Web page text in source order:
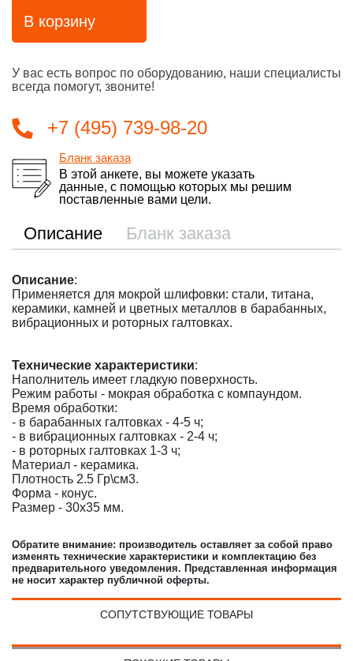
В корзину
У вас есть вопрос по оборудованию, наши специалисты
всегда помогут, звоните!
+7 (495) 739-98-20
Бланк заказа
В этой анкете, вы можете указать
данные, с помощью которых мы решим
поставленные вами цели.
Описание Бланк заказа
Описание:
Применяется для мокрой шлифовки: стали, титана,
керамики, камней и цветных металлов в барабанных,
вибрационных и роторных галтовках.
Технические характеристики:
Наполнитель имеет гладкую поверхность.
Режим работы - мокрая обработка с компаундом.
Время обработки:
- в барабанных галтовках - 4-5 ч;
- в вибрационных галтовках - 2-4 ч;
- в роторных галтовках 1-3 ч;
Материал - керамика.
Плотность 2.5 Гр\см3.
Форма - конус.
Размер - 30х35 мм.
Обратите внимание: производитель оставляет за собой право
изменять технические характеристики и комплектацию без
предварительного уведомления. Представленная информация
не носит характер публичной оферты.
СОПУТСТВУЮЩИЕ ТОВАРЫ